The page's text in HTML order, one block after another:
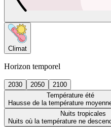
Climat
Horizon temporel
2030 2050
2100
Température été
Hausse de la température
Nuits tropicales
Nuits où la température ne